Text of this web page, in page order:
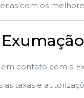
com os
contato com a
taxas e